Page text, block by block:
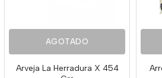
AGOTADO
Arveja La Herradura X 454